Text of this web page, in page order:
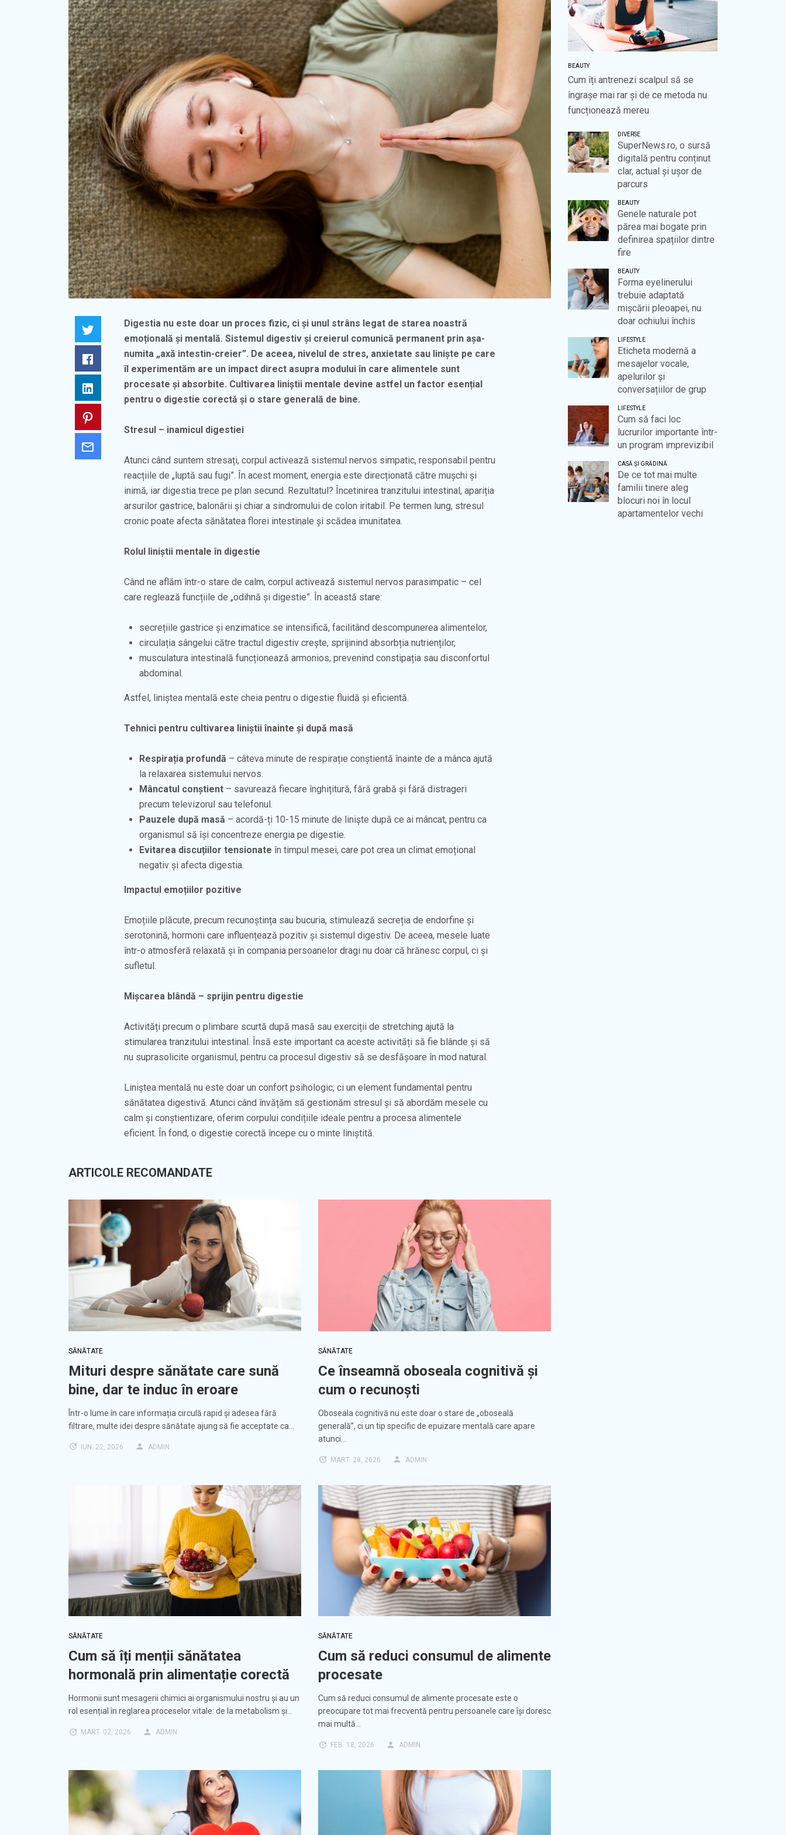
Facebook
LinkedIn
Digestia nu este doar un proces fizic, ci și unul strâns legat de starea noastră
emoțională și mentală. Sistemul digestiv și creierul comunică permanent prin așa-
numita „axă intestin-creier”. De aceea, nivelul de stres, anxietate sau liniște pe care
îl experimentăm are un impact direct asupra modului în care alimentele sunt
procesate și absorbite. Cultivarea liniștii mentale devine astfel un factor esențial
pentru o digestie corectă și o stare generală de bine.
Stresul – inamicul digestiei
Atunci când suntem stresați, corpul activează sistemul nervos simpatic, responsabil pentru
reacțiile de „luptă sau fugi”. În acest moment, energia este direcționată către mușchi și
inimă, iar digestia trece pe plan secund. Rezultatul? Încetinirea tranzitului intestinal, apariția
arsurilor gastrice, balonării și chiar a sindromului de colon iritabil. Pe termen lung, stresul
cronic poate afecta sănătatea florei intestinale și scădea imunitatea.
Rolul liniștii mentale în digestie
Când ne aflăm într-o stare de calm, corpul activează sistemul nervos parasimpatic – cel
care reglează funcțiile de „odihnă și digestie”. În această stare:
secrețiile gastrice și enzimatice se intensifică, facilitând descompunerea alimentelor,
circulația sângelui către tractul digestiv crește, sprijinind absorbția nutrienților,
musculatura intestinală funcționează armonios, prevenind constipația sau disconfortul
abdominal.
Astfel, liniștea mentală este cheia pentru o digestie fluidă și eficientă.
Tehnici pentru cultivarea liniștii înainte și după masă
Respirația profundă – câteva minute de respirație conștientă înainte de a mânca ajută
la relaxarea sistemului nervos.
Mâncatul conștient– savurează fiecare înghițitură, fără grabă și fără distrageri
precum televizorul sau telefonul.
Pauzele după masă – acordă-ți 10-15 minute de liniște după ce ai mâncat, pentru ca
organismul să își concentreze energia pe digestie.
Evitarea discuțiilor tensionate în timpul mesei, care pot crea un climat emoțional
negativ și afecta digestia.
Impactul emoțiilor pozitive
Emoțiile plăcute, precum recunoștința sau bucuria, stimulează secreția de endorfine și
serotonină, hormoni care influențează pozitiv și sistemul digestiv. De aceea, mesele luate
într-o atmosferă relaxată și în compania persoanelor dragi nu doar că hrănesc corpul, ci și
sufletul.
Mișcarea blândă – sprijin pentru digestie
Activități precum o plimbare scurtă după masă sau exerciții de stretching ajută la
stimularea tranzitului intestinal. Însă este important ca aceste activități să fie blânde și să
nu suprasolicite organismul, pentru ca procesul digestiv să se desfășoare în mod natural.
Liniștea mentală nu este doar un confort psihologic, ci un element fundamental pentru
sănătatea digestivă. Atunci când învățăm să gestionăm stresul și să abordăm mesele cu
calm și conștientizare, oferim corpului condițiile ideale pentru a procesa alimentele
eficient. În fond, o digestie corectă începe cu o minte liniștită.
ARTICOLE RECOMANDATE
SĂNĂTATE
Mituri despre sănătate care sună
bine, dar te induc în eroare
Într-o lume în care informația circulă rapid și adesea fără
filtrare, multe idei despre sănătate ajung să fie acceptate ca…
IUN. 22, 2026 ADMIN
SĂNĂTATE
Ce înseamnă oboseala cognitivă și
cum o recunoști
Oboseala cognitivă nu este doar o stare de „oboseală
generală”, ci un tip specific de epuizare mentală care apare
atunci…
MART. 28, 2026 ADMIN
SĂNĂTATE
Cum să îți menții sănătatea
hormonală prin alimentație corectă
Hormonii sunt mesagerii chimici ai organismului nostru și au un
rol esențial în reglarea proceselor vitale: de la metabolism și…
MART. 02, 2026 ADMIN
SĂNĂTATE
Cum să reduci consumul de alimente
procesate
Cum să reduci consumul de alimente procesate este o
preocupare tot mai frecventă pentru persoanele care își doresc
mai multă…
FEB. 18, 2026 ADMIN
BEAUTY
Cum îți antrenezi scalpul să se
îngrașe mai rar și de ce metoda nu
funcționează mereu
DIVERSE
SuperNews.ro, o sursă
digitală pentru conținut
clar, actual și ușor de
parcurs
BEAUTY
Genele naturale pot
părea mai bogate prin
definirea spațiilor dintre
fire
BEAUTY
Forma eyelinerului
trebuie adaptată
mișcării pleoapei, nu
doar ochiului închis
LIFESTYLE
Eticheta modernă a
mesajelor vocale,
apelurilor și
conversațiilor de grup
LIFESTYLE
Cum să faci loc
lucrurilor importante într-
un program imprevizibil
CASĂ ȘI GRĂDINĂ
De ce tot mai multe
familii tinere aleg
blocuri noi în locul
apartamentelor vechi